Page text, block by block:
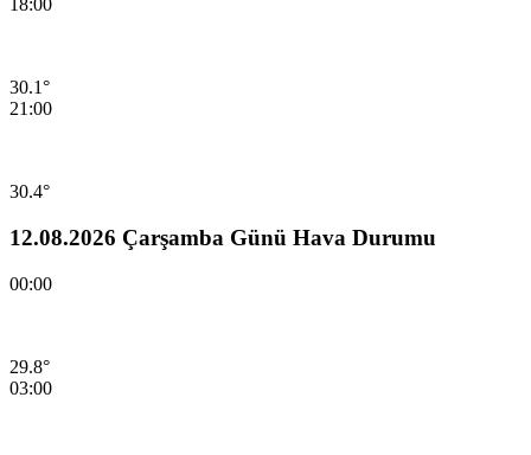
18:00
30.1°
21:00
30.4°
12.08.2026 Çarşamba Günü Hava Durumu
00:00
29.8°
03:00